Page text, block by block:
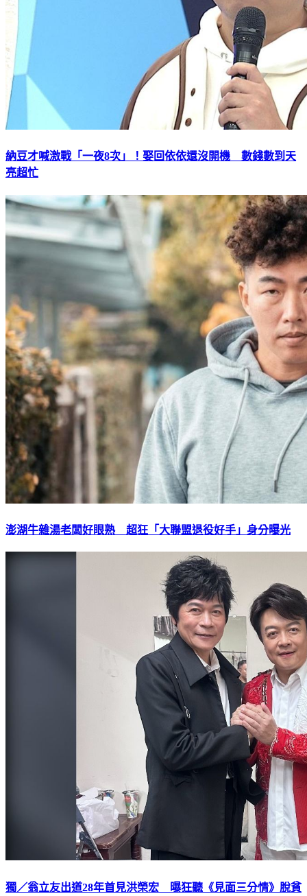
納豆才喊激戰「一夜8次」！娶回依依還沒開機 數錢數到天
亮超忙
澎湖牛雜湯老闆好眼熟 超狂「大聯盟退役好手」身分曝光
獨／翁立友出道28年首見洪榮宏 曝狂聽《見面三分情》脫貧